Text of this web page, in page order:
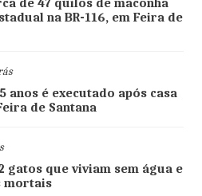
de 47 quilos de maconha
na BR-116, em Feira de
anos é executado após casa
de Santana
gatos que viviam sem água e
mortais